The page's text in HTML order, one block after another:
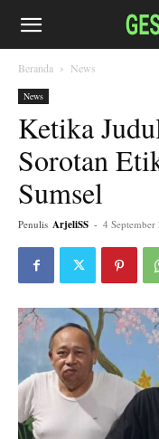
Beranda News
News
Ketika
Sorotan
Sumsel
Penulis ArjeliSS - 4 September